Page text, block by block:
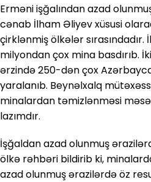
Erməni işğalından azad
cənab İlham Əliyev xüsusi
çirklənmiş ölkələr
milyondan çox mina basdırıb.
ərzində 250-dən çox
yaralanıb. Beynəlxalq
minalardan təmizlənməsi
lazımdır.
İşğaldan azad olunmuş
ölkə rəhbəri bildirib ki,
azad olunmuş ərazilərdə öz